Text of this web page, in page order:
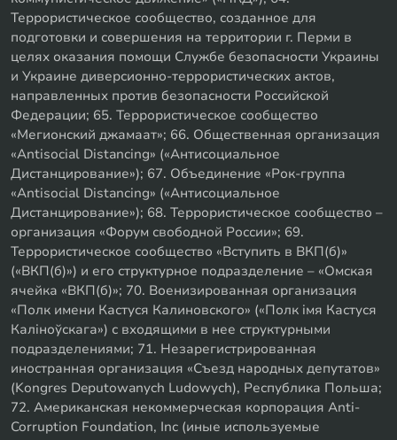
Террористическое сообщество, созданное для
подготовки и совершения на территории г. Перми в
целях оказания помощи Службе безопасности Украины
и Украине диверсионно-террористических актов,
направленных против безопасности Российской
Федерации; 65. Террористическое сообщество
«Мегионский джамаат»; 66. Общественная организация
«Antisocial Distancing» («Антисоциальное
Дистанцирование»); 67. Объединение «Рок-группа
«Antisocial Distancing» («Антисоциальное
Дистанцирование»); 68. Террористическое сообщество –
организация «Форум свободной России»; 69.
Террористическое сообщество «Вступить в ВКП(б)»
(«ВКП(б)») и его структурное подразделение – «Омская
ячейка «ВКП(б)»; 70. Военизированная организация
«Полк имени Кастуся Калиновского» («Полк iмя Кастуся
Калiноўскага») с входящими в нее структурными
подразделениями; 71. Незарегистрированная
иностранная организация «Съезд народных депутатов»
(Kongres Deputowanych Ludowych), Республика Польша;
72. Американская некоммерческая корпорация Anti-
Corruption Foundation, Inc (иные используемые